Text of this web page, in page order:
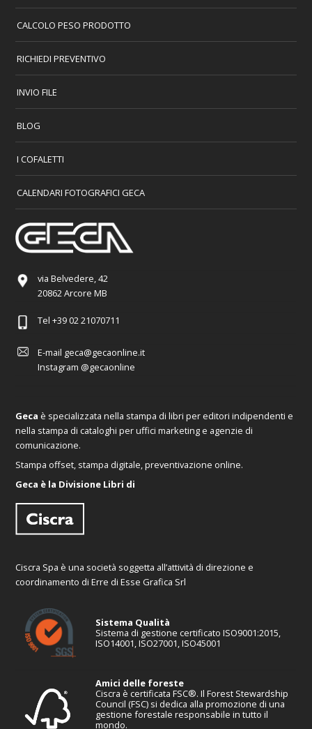
CALCOLO PESO PRODOTTO
RICHIEDI PREVENTIVO
INVIO FILE
BLOG
I COFALETTI
CALENDARI FOTOGRAFICI GECA
via Belvedere, 42
20862 Arcore MB
Tel +39 02 21070711
E-mail geca@gecaonline.it
Instagram @gecaonline
Geca è specializzata nella stampa di libri per editori indipendenti e
nella stampa di cataloghi per uffici marketing e agenzie di
comunicazione.
Stampa offset, stampa digitale, preventivazione online.
Geca è la Divisione Libri di
Ciscra Spa è una società soggetta all’attività di direzione e
coordinamento di Erre di Esse Grafica Srl
Sistema Qualità
Sistema di gestione certificato ISO9001:2015,
ISO14001, ISO27001, ISO45001
Amici delle foreste
Ciscra è certificata FSC®. Il Forest Stewardship
Council (FSC) si dedica alla promozione di una
gestione forestale responsabile in tutto il
mondo.